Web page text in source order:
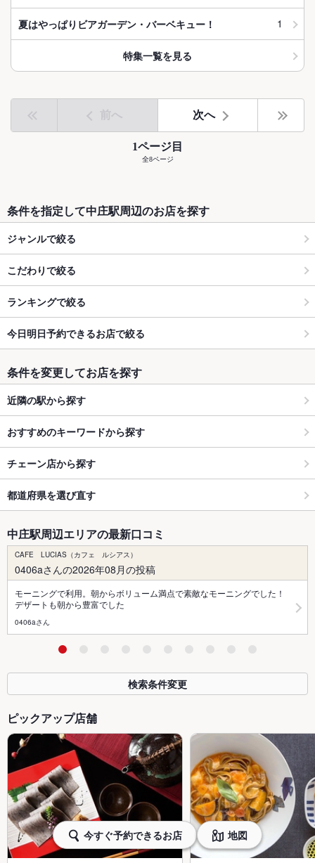
夏はやっぱりビアガーデン・バーベキュー！ 1
特集一覧を見る
前へ 次へ
1ページ目
全8ページ
条件を指定して中庄駅周辺のお店を探す
ジャンルで絞る
こだわりで絞る
ランキングで絞る
今日明日予約できるお店で絞る
条件を変更してお店を探す
近隣の駅から探す
おすすめのキーワードから探す
チェーン店から探す
都道府県を選び直す
中庄駅周辺エリアの最新口コミ
CAFE LUCIAS（カフェ ルシアス）
0406aさんの2026年08月の投稿
モーニングで利用。朝からボリューム満点で素敵なモーニングでした！
デザートも朝から豊富でした
0406aさん
検索条件変更
ピックアップ店舗
今すぐ予約できるお店 地図